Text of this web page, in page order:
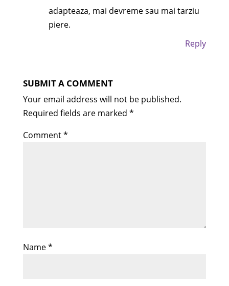
adapteaza, mai devreme sau mai tarziu
piere.
Reply
SUBMIT A COMMENT
Your email address will not be published.
Required fields are marked *
Comment*
Name*